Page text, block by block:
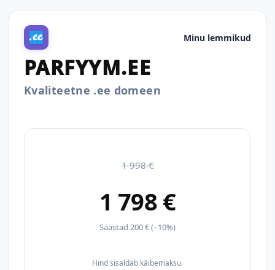
Minu lemmikud
PARFYYM.EE
Kvaliteetne .ee domeen
1 998 €
1 798 €
Säästad 200 € (–10%)
Hind sisaldab käibemaksu.